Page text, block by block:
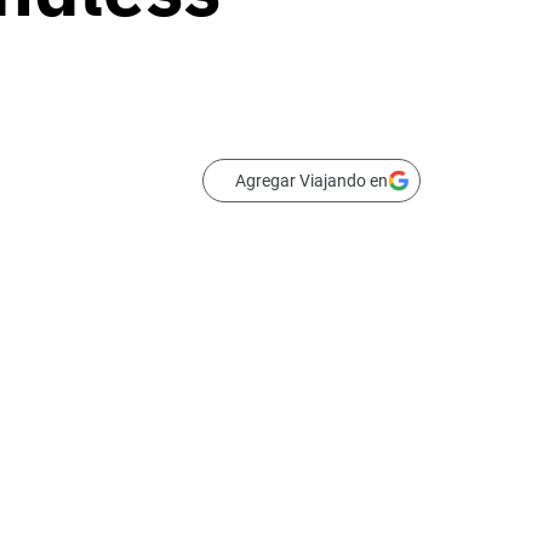
Agregar Viajando en